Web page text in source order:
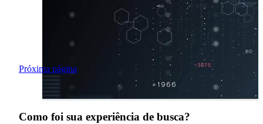
Próxima página
Como foi sua experiência de busca?